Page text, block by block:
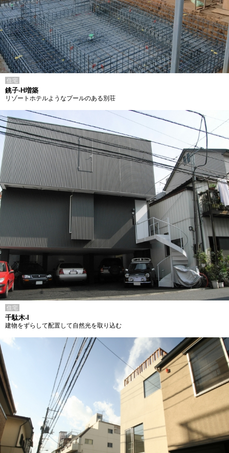
住宅
銚子-H増築
リゾートホテルようなプールのある別荘
住宅
千駄木-I
建物をずらして配置して自然光を取り込む